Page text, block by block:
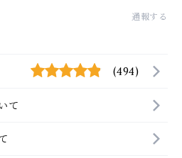
通報する
(494)
て